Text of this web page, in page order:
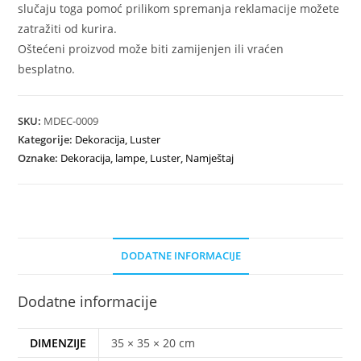
slučaju toga pomoć prilikom spremanja reklamacije možete
zatražiti od kurira.
Oštećeni proizvod može biti zamijenjen ili vraćen
besplatno.
SKU: MDEC-0009
Kategorije: Dekoracija, Luster
Oznake: Dekoracija, lampe, Luster, Namještaj
DODATNE INFORMACIJE
Dodatne informacije
DIMENZIJE 35 × 35 × 20 cm